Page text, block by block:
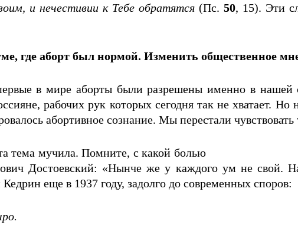
и нечестивии к Тебе обратятся (Пс. 50, 15). Эти
где аборт был нормой. Изменить общественное
в мире аборты были разрешены именно в нашей
рабочих рук которых сегодня так не хватает.
абортивное сознание. Мы перестали чувствовать
тема мучила. Помните, с какой болью
Достоевский: «Нынче же у каждого ум не свой.
еще в 1937 году, задолго до современных споров: